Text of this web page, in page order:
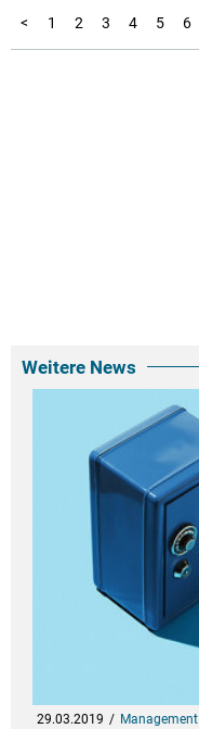
< 1 2 3 4 5 6
Weitere News
29.03.2019 Management